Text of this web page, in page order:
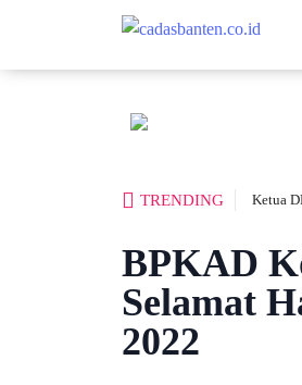
TRENDING Ketua
BPKAD
Selamat
2022